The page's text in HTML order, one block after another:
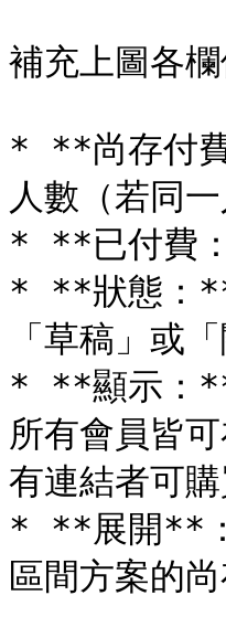
補充上圖各欄
* **尚存付
人數（若同
* **已付費
* **狀態：
「草稿」或
* **顯示：
所有會員皆
有連結者可購
* **展開**：
區間方案的